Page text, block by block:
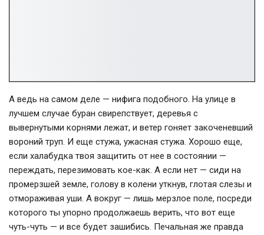
А ведь на самом деле — нифига подобного. На улице в
лучшем случае буран свирепствует, деревья с
вывернутыми корнями лежат, и ветер гоняет закоченевший
вороний труп. И еще стужа, ужасная стужа. Хорошо еще,
если халабудка твоя защитить от нее в состоянии —
переждать, перезимовать кое-как. А если нет — сиди на
промерзшей земле, голову в колени уткнув, глотая слезы и
отмораживая уши. А вокруг — лишь мерзлое поле, посреди
которого ты упорно продолжаешь верить, что вот еще
чуть-чуть — и все будет зашибись. Печальная же правда